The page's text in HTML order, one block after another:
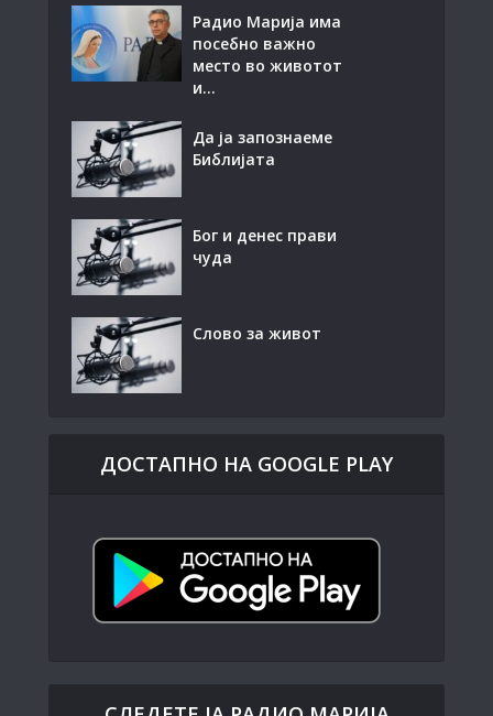
Радио Марија има
посебно важно
место во животот
и...
Да ја запознаеме
Библијата
Бог и денес прави
чуда
Слово за живот
ДОСТАПНО НА GOOGLE PLAY